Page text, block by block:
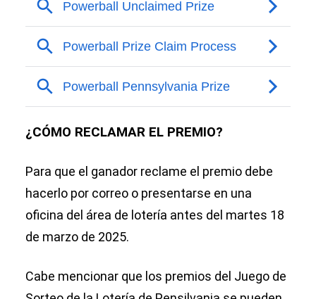
¿CÓMO RECLAMAR EL PREMIO?
Para que el ganador reclame el premio debe
hacerlo por correo o presentarse en una
oficina del área de lotería antes del martes 18
de marzo de 2025.
Cabe mencionar que los premios del Juego de